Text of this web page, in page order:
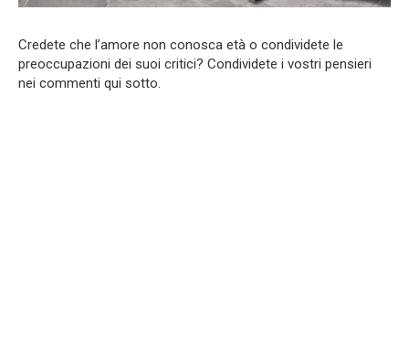
Credete che l’amore non conosca età o condividete le
preoccupazioni dei suoi critici? Condividete i vostri pensieri
nei commenti qui sotto.